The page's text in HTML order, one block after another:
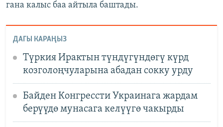
гана калыс баа айтыла баштады.
ДАГЫ КАРАҢЫЗ
Түркия Ирактын түндүгүндөгү күрд
козголоңчуларына абадан сокку урду
Байден Конгрессти Украинага жардам
берүүдө мунасага келүүгө чакырды